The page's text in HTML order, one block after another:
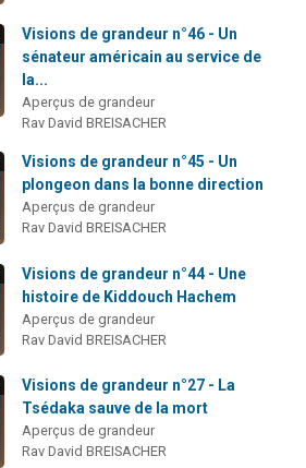
Visions de grandeur n°46 - Un
sénateur américain au service de
la...
Aperçus de grandeur
Rav David BREISACHER
Visions de grandeur n°45 - Un
plongeon dans la bonne direction
Aperçus de grandeur
Rav David BREISACHER
Visions de grandeur n°44 - Une
histoire de Kiddouch Hachem
Aperçus de grandeur
Rav David BREISACHER
Visions de grandeur n°27 - La
Tsédaka sauve de la mort
Aperçus de grandeur
Rav David BREISACHER